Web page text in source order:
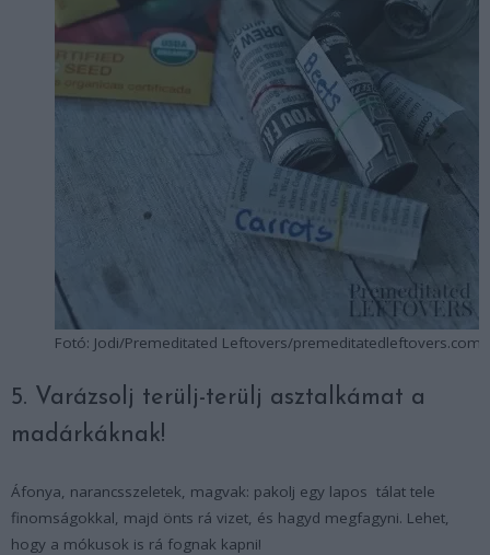
Fotó: Jodi/Premeditated Leftovers/premeditatedleftovers.com
5. Varázsolj terülj-terülj asztalkámat a
madárkáknak!
Áfonya, narancsszeletek, magvak: pakolj egy lapos tálat tele
finomságokkal, majd önts rá vizet, és hagyd megfagyni. Lehet,
hogy a mókusok is rá fognak kapni!